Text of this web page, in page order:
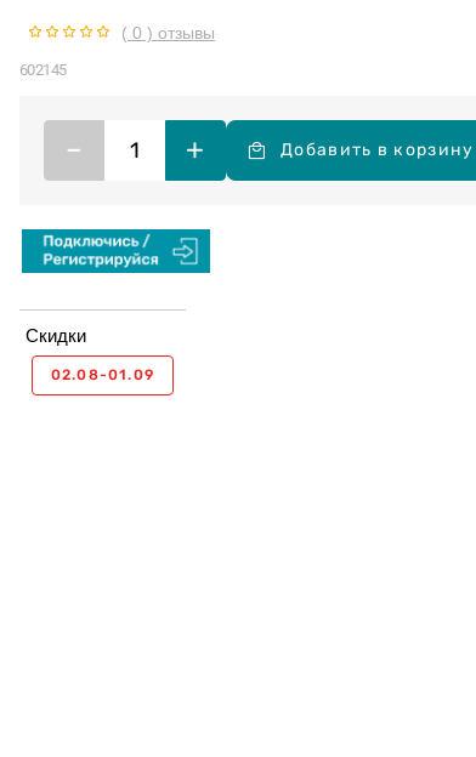
( 0 ) отзывы
602145
– + Добавить в корзину
Скидки
02.08-01.09